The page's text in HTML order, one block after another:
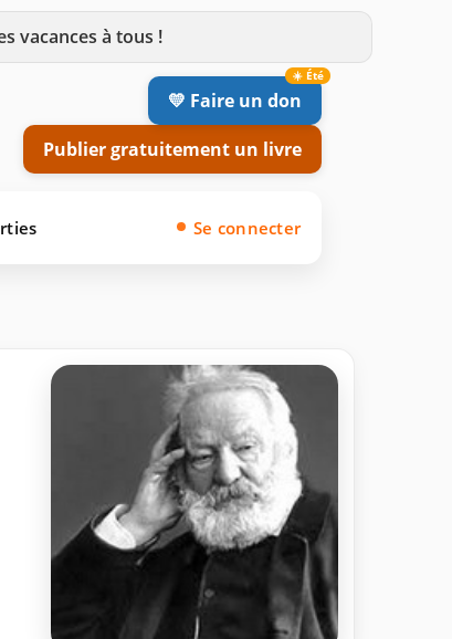
vacances à tous !
💛 Faire un don
Publier gratuitement un livre
Se connecter